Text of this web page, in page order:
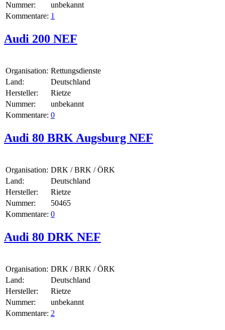
Nummer:
unbekannt
Kommentare: 1
Audi 200 NEF
Organisation: Rettungsdienste
Land:
Deutschland
Hersteller:
Rietze
Nummer:
unbekannt
Kommentare: 0
Audi 80 BRK Augsburg NEF
Organisation: DRK / BRK / ÖRK
Land:
Deutschland
Hersteller:
Rietze
Nummer:
50465
Kommentare: 0
Audi 80 DRK NEF
Organisation: DRK / BRK / ÖRK
Land:
Deutschland
Hersteller:
Rietze
Nummer:
unbekannt
Kommentare: 2